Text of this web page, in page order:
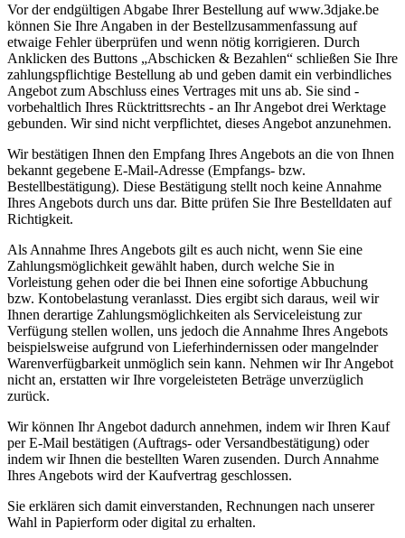
Vor der endgültigen Abgabe Ihrer Bestellung auf www.3djake.be
können Sie Ihre Angaben in der Bestellzusammenfassung auf
etwaige Fehler überprüfen und wenn nötig korrigieren. Durch
Anklicken des Buttons „Abschicken & Bezahlen“ schließen Sie Ihre
zahlungspflichtige Bestellung ab und geben damit ein verbindliches
Angebot zum Abschluss eines Vertrages mit uns ab. Sie sind -
vorbehaltlich Ihres Rücktrittsrechts - an Ihr Angebot drei Werktage
gebunden. Wir sind nicht verpflichtet, dieses Angebot anzunehmen.
Wir bestätigen Ihnen den Empfang Ihres Angebots an die von Ihnen
bekannt gegebene E-Mail-Adresse (Empfangs- bzw.
Bestellbestätigung). Diese Bestätigung stellt noch keine Annahme
Ihres Angebots durch uns dar. Bitte prüfen Sie Ihre Bestelldaten auf
Richtigkeit.
Als Annahme Ihres Angebots gilt es auch nicht, wenn Sie eine
Zahlungsmöglichkeit gewählt haben, durch welche Sie in
Vorleistung gehen oder die bei Ihnen eine sofortige Abbuchung
bzw. Kontobelastung veranlasst. Dies ergibt sich daraus, weil wir
Ihnen derartige Zahlungsmöglichkeiten als Serviceleistung zur
Verfügung stellen wollen, uns jedoch die Annahme Ihres Angebots
beispielsweise aufgrund von Lieferhindernissen oder mangelnder
Warenverfügbarkeit unmöglich sein kann. Nehmen wir Ihr Angebot
nicht an, erstatten wir Ihre vorgeleisteten Beträge unverzüglich
zurück.
Wir können Ihr Angebot dadurch annehmen, indem wir Ihren Kauf
per E-Mail bestätigen (Auftrags- oder Versandbestätigung) oder
indem wir Ihnen die bestellten Waren zusenden. Durch Annahme
Ihres Angebots wird der Kaufvertrag geschlossen.
Sie erklären sich damit einverstanden, Rechnungen nach unserer
Wahl in Papierform oder digital zu erhalten.